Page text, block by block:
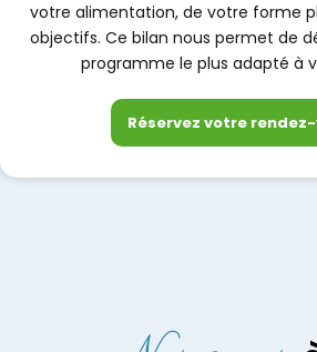
votre alimentation, de votre forme
objectifs. Ce bilan nous permet de
programme le plus adapté à
Réservez votre